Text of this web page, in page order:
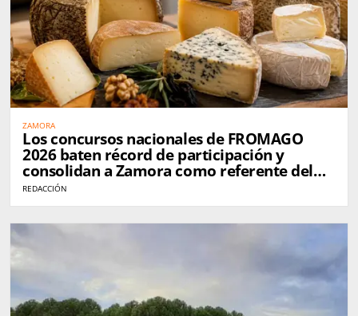
ZAMORA
Los concursos nacionales de FROMAGO
2026 baten récord de participación y
consolidan a Zamora como referente del
queso en España
REDACCIÓN